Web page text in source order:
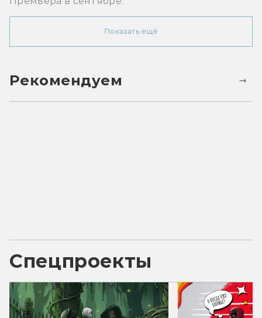
Показать ещё
Рекомендуем
Спецпроекты